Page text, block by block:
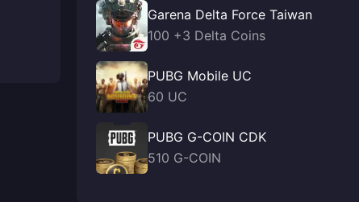
Garena Delta Force Taiwan
100 +3 Delta Coins
PUBG Mobile UC
60 UC
PUBG G-COIN CDK
510 G-COIN